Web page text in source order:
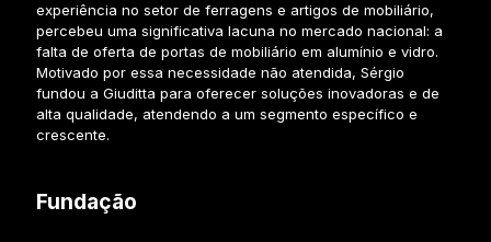
experiência no setor de ferragens e artigos de mobiliário,
percebeu uma significativa lacuna no mercado nacional: a
falta de oferta de portas de mobiliário em alumínio e vidro.
Motivado por essa necessidade não atendida, Sérgio
fundou a Giuditta para oferecer soluções inovadoras e de
alta qualidade, atendendo a um segmento específico e
crescente.
Fundação